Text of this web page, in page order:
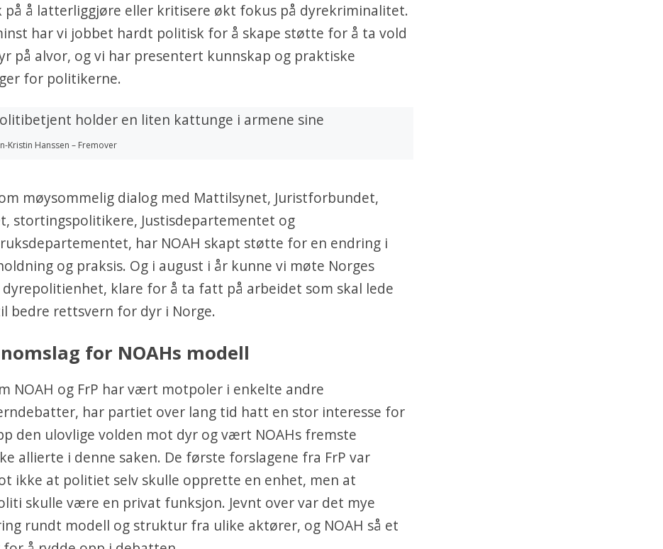
på å latterliggjøre eller kritisere økt fokus på dyrekriminalitet.
har vi jobbet hardt politisk for å skape støtte for å ta vold
på alvor, og vi har presentert kunnskap og praktiske
for politikerne.
Kristin Hanssen – Fremover
møysommelig dialog med Mattilsynet, Juristforbundet,
stortingspolitikere, Justisdepartementet og
har NOAH skapt støtte for en endring i
og praksis. Og i august i år kunne vi møte Norges
klare for å ta fatt på arbeidet som skal lede
bedre rettsvern for dyr i Norge.
for NOAHs modell
NOAH og FrP har vært motpoler i enkelte andre
har partiet over lang tid hatt en stor interesse for
den ulovlige volden mot dyr og vært NOAHs fremste
allierte i denne saken. De første forslagene fra FrP var
ikke at politiet selv skulle opprette en enhet, men at
skulle være en privat funksjon. Jevnt over var det mye
rundt modell og struktur fra ulike aktører, og NOAH så et